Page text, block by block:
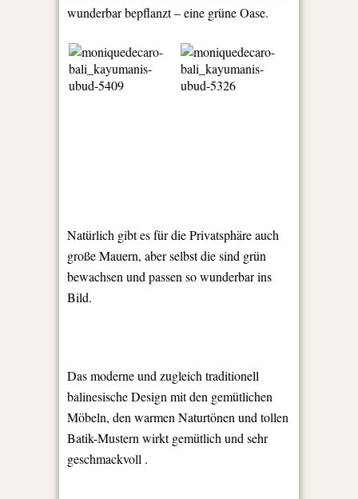
wunderbar bepflanzt – eine grüne Oase.
Natürlich gibt es für die Privatsphäre auch
große Mauern, aber selbst die sind grün
bewachsen und passen so wunderbar ins
Bild.
Das moderne und zugleich traditionell
balinesische Design mit den gemütlichen
Möbeln, den warmen Naturtönen und tollen
Batik-Mustern wirkt gemütlich und sehr
geschmackvoll .